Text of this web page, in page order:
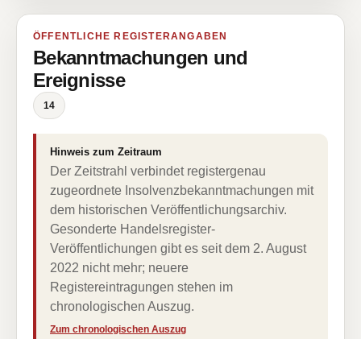
ÖFFENTLICHE REGISTERANGABEN
Bekanntmachungen und
Ereignisse
14
Hinweis zum Zeitraum
Der Zeitstrahl verbindet registergenau
zugeordnete Insolvenzbekanntmachungen mit
dem historischen Veröffentlichungsarchiv.
Gesonderte Handelsregister-
Veröffentlichungen gibt es seit dem 2. August
2022 nicht mehr; neuere
Registereintragungen stehen im
chronologischen Auszug.
Zum chronologischen Auszug